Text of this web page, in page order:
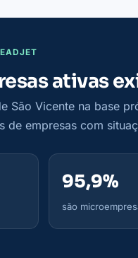
ativas
São Vicente na base
empresas com
95,9%
são